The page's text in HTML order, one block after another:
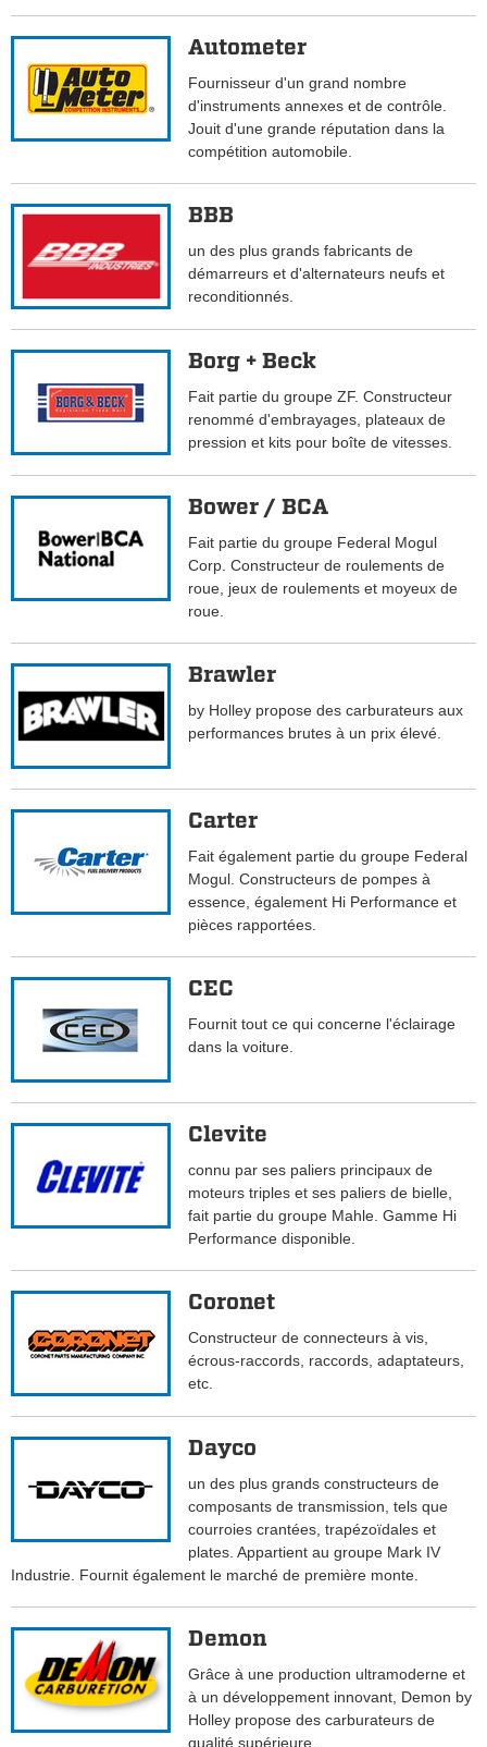
Autometer
Fournisseur d'un grand nombre
d'instruments annexes et de contrôle.
Jouit d'une grande réputation dans la
compétition automobile.
BBB
un des plus grands fabricants de
démarreurs et d'alternateurs neufs et
reconditionnés.
Borg + Beck
Fait partie du groupe ZF. Constructeur
renommé d'embrayages, plateaux de
pression et kits pour boîte de vitesses.
Bower / BCA
Fait partie du groupe Federal Mogul
Corp. Constructeur de roulements de
roue, jeux de roulements et moyeux de
roue.
Brawler
by Holley propose des carburateurs aux
performances brutes à un prix élevé.
Carter
Fait également partie du groupe Federal
Mogul. Constructeurs de pompes à
essence, également Hi Performance et
pièces rapportées.
CEC
Fournit tout ce qui concerne l'éclairage
dans la voiture.
Clevite
connu par ses paliers principaux de
moteurs triples et ses paliers de bielle,
fait partie du groupe Mahle. Gamme Hi
Performance disponible.
Coronet
Constructeur de connecteurs à vis,
écrous-raccords, raccords, adaptateurs,
etc.
Dayco
un des plus grands constructeurs de
composants de transmission, tels que
courroies crantées, trapézoïdales et
plates. Appartient au groupe Mark IV
Industrie. Fournit également le marché de première monte.
Demon
Grâce à une production ultramoderne et
à un développement innovant, Demon by
Holley propose des carburateurs de
qualité supérieure..